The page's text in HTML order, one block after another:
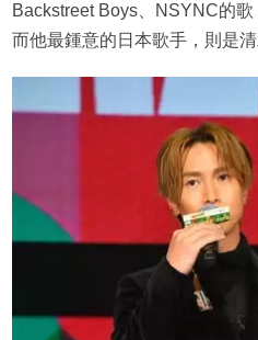
Backstreet Boys、NSYNC的歌
而他最鍾意的日本歌手，則是清